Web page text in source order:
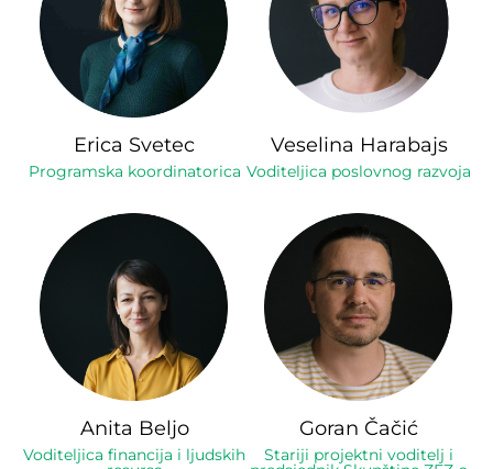
Erica Svetec
Programska koordinatorica
Veselina Harabajs
Voditeljica poslovnog razvoja
Anita Beljo
Voditeljica financija i ljudskih
Goran Čačić
Stariji projektni voditelj i